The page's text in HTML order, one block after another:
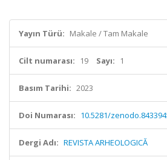
Yayın Türü: Makale / Tam Makale
Cilt numarası: 19 Sayı: 1
Basım Tarihi: 2023
Doi Numarası: 10.5281/
Dergi Adı: REVISTA ARHEOLOGICĂ